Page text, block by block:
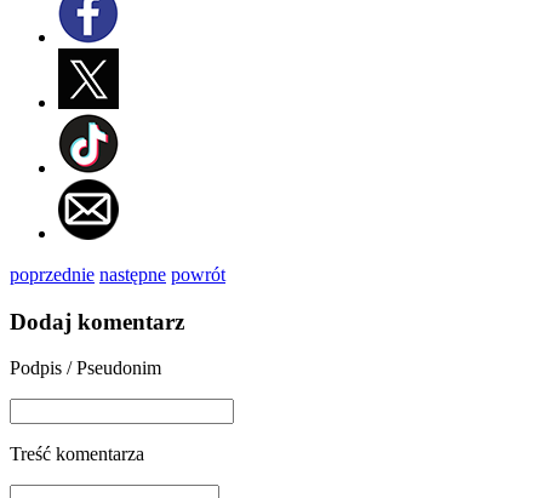
poprzednie następne powrót
Dodaj komentarz
Podpis / Pseudonim
Treść komentarza